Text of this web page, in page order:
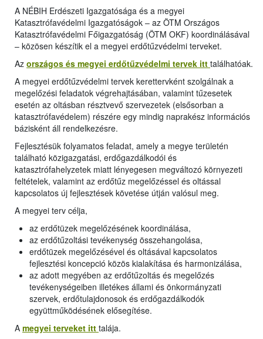
A NÉBIH Erdészeti Igazgatósága és a megyei
Katasztrófavédelmi Igazgatóságok – az ÖTM Országos
Katasztrófavédelmi Főigazgatóság (ÖTM OKF) koordinálásával
– közösen készítik el a megyei erdőtűzvédelmi terveket.
Az országos és megyei erdőtűzvédelmi tervek itt találhatóak.
A megyei erdőtűzvédelmi tervek kerettervként szolgálnak a
megelőzési feladatok végrehajtásában, valamint tűzesetek
esetén az oltásban résztvevő szervezetek (elsősorban a
katasztrófavédelem) részére egy mindig naprakész információs
bázisként áll rendelkezésre.
Fejlesztésük folyamatos feladat, amely a megye területén
található közigazgatási, erdőgazdálkodói és
katasztrófahelyzetek miatt lényegesen megváltozó környezeti
feltételek, valamint az erdőtűz megelőzéssel és oltással
kapcsolatos új fejlesztések követése útján valósul meg.
A megyei terv célja,
az erdőtüzek megelőzésének koordinálása,
az erdőtűzoltási tevékenység összehangolása,
erdőtüzek megelőzésével és oltásával kapcsolatos
fejlesztési koncepció közös kialakítása és harmonizálása,
az adott megyében az erdőtűzoltás és megelőzés
tevékenységeiben illetékes állami és önkormányzati
szervek, erdőtulajdonosok és erdőgazdálkodók
együttműködésének elősegítése.
A megyei terveket itt talája.